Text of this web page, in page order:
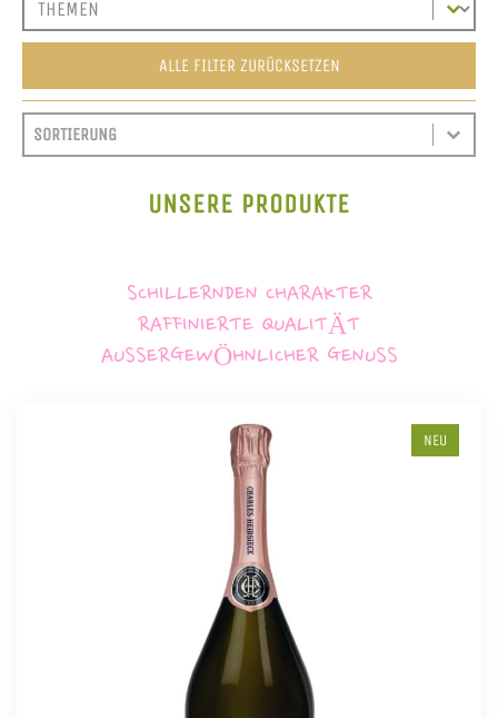
ALLE FILTER ZURÜCKSETZEN
SORTIEREN
SORT CONTENT
SORT CONTENT
UNSERE PRODUKTE
SCHILLERNDEN CHARAKTER
RAFFINIERTE QUALITÄT
AUSSERGEWÖHNLICHER GENUSS
NEU